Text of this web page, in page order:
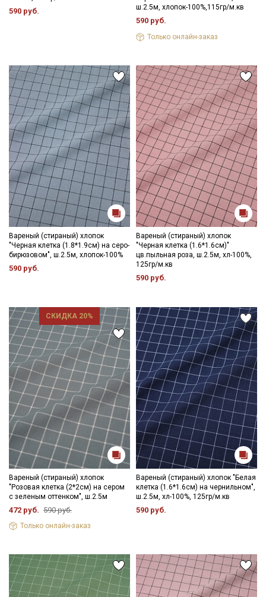
590 руб.
ш.2.5м, хлопок-100%,115гр/м.кв
590 руб.
Только онлайн-заказ
Вареный (стираный) хлопок
"Черная клетка (1.8*1.9см) на серо-
бирюзовом", ш.2.5м, хлопок-100%
590 руб.
Вареный (стираный) хлопок
"Черная клетка (1.6*1.6см)"
цв.пыльная роза, ш.2.5м, хл-100%,
125гр/м.кв
590 руб.
СКИДКА 20%
Вареный (стираный) хлопок
"Розовая клетка (2*2см) на сером
с зеленым оттенком", ш.2.5м
472 руб. 590 руб.
Только онлайн-заказ
Вареный (стираный) хлопок "Белая
клетка (1.6*1.6см) на чернильном",
ш.2.5м, хл-100%, 125гр/м.кв
590 руб.
Мы публикуем здесь дополнительные
промокоды и скидки до 30% на узкие
Электронная почта
Подписаться
Ознакомлен(а) сПолитикой обработки персональных
данныхи даю Согласие на обработку персональных
данных
Даю Согласие на получение рекламных и
информационных рассылок